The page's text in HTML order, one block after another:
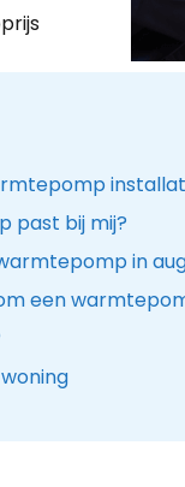
past bij mij?
in
een